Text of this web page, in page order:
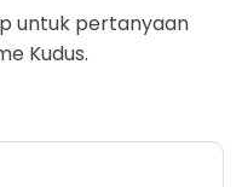
untuk pertanyaan
Kudus.